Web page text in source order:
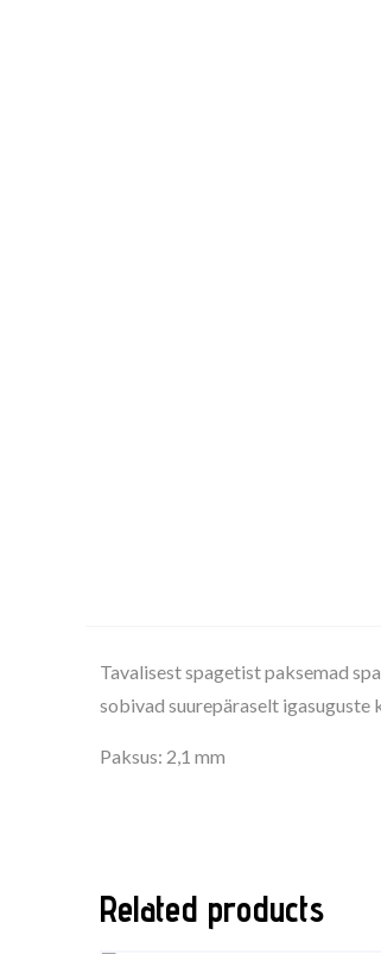
Tavalisest spagetist paksemad
sobivad suurepäraselt igasuguste
Paksus: 2,1 mm
Related products